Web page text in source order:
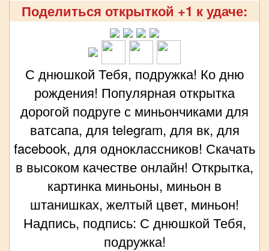
Поделиться открыткой +1 к удаче:
С днюшкой Тебя, подружка! Ко дню
рождения! Популярная открытка
дорогой подруге с миньончиками для
ватсапа, для telegram, для вк, для
facebook, для одноклассников! Скачать
в высоком качестве онлайн! Открытка,
картинка миньоны, миньон в
штанишках, желтый цвет, миньон!
Надпись, подпись: С днюшкой Тебя,
подружка!